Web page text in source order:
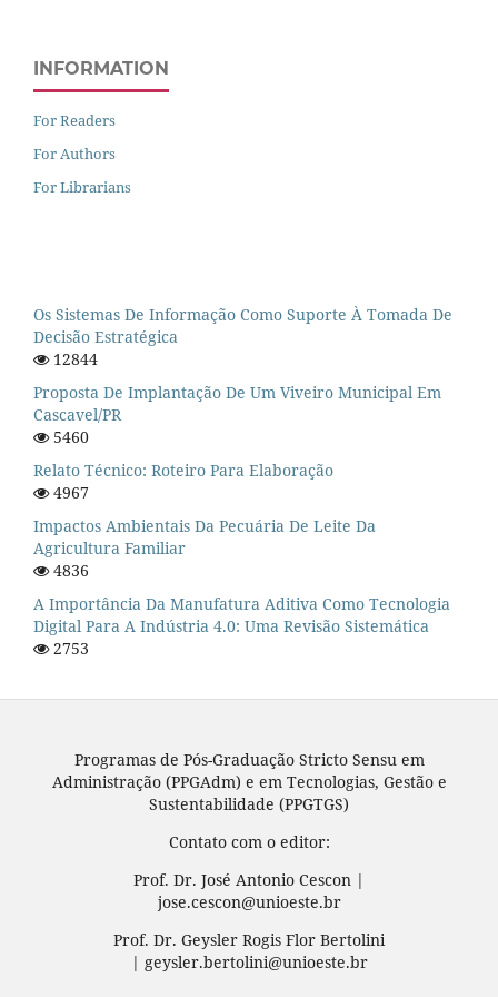
INFORMATION
For Readers
For Authors
For Librarians
Os Sistemas De Informação Como Suporte À Tomada De
Decisão Estratégica
12844
Proposta De Implantação De Um Viveiro Municipal Em
Cascavel/PR
5460
Relato Técnico: Roteiro Para Elaboração
4967
Impactos Ambientais Da Pecuária De Leite Da
Agricultura Familiar
4836
A Importância Da Manufatura Aditiva Como Tecnologia
Digital Para A Indústria 4.0: Uma Revisão Sistemática
2753
Programas de Pós-Graduação Stricto Sensu em
Administração (PPGAdm) e em Tecnologias, Gestão e
Sustentabilidade (PPGTGS)
Contato com o editor:
Prof. Dr. José Antonio Cescon |
jose.cescon@unioeste.br
Prof. Dr. Geysler Rogis Flor Bertolini
| geysler.bertolini@unioeste.br